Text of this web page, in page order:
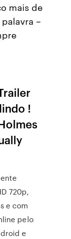
mais de
–
!
720p,
e com
pelo
e